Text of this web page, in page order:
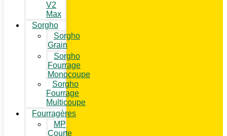
V2
Max
Sorgho
Sorgho
Grain
Sorgho
Fourrage
Monocoupe
Sorgho
Fourrage
Multicoupe
Fourragères
MP
Courte